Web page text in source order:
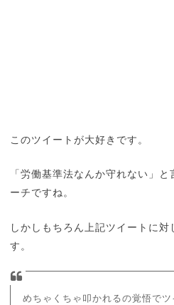
このツイートが大好きです。
「労働基準法なんか守れない」
ーチですね。
しかしもちろん上記ツイートに対
す。
めちゃくちゃ叩かれるの覚悟で